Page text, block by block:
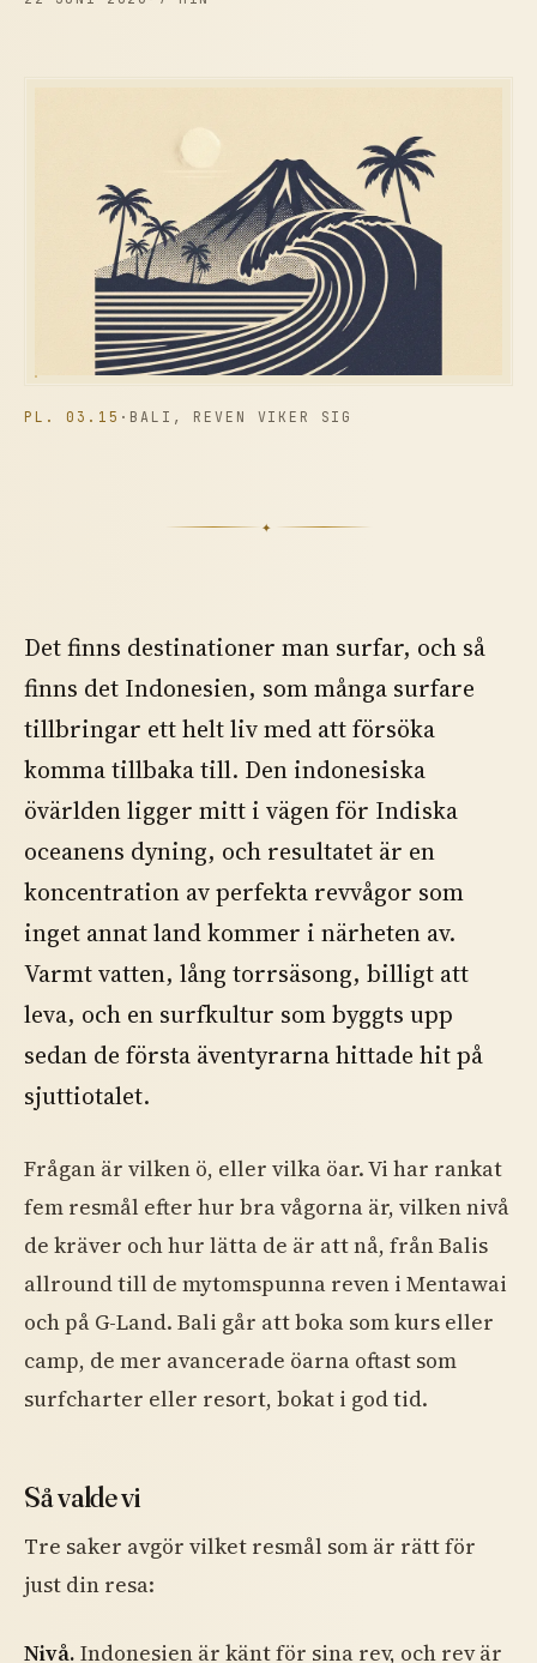
PL. 03.15 · BALI, REVEN VIKER SIG
✦
Det finns destinationer man surfar, och så
finns det Indonesien, som många surfare
tillbringar ett helt liv med att försöka
komma tillbaka till. Den indonesiska
övärlden ligger mitt i vägen för Indiska
oceanens dyning, och resultatet är en
koncentration av perfekta revvågor som
inget annat land kommer i närheten av.
Varmt vatten, lång torrsäsong, billigt att
leva, och en surfkultur som byggts upp
sedan de första äventyrarna hittade hit på
sjuttiotalet.
Frågan är vilken ö, eller vilka öar. Vi har rankat
fem resmål efter hur bra vågorna är, vilken nivå
de kräver och hur lätta de är att nå, från Balis
allround till de mytomspunna reven i Mentawai
och på G-Land. Bali går att boka som kurs eller
camp, de mer avancerade öarna oftast som
surfcharter eller resort, bokat i god tid.
Så valde vi
Tre saker avgör vilket resmål som är rätt för
just din resa:
Nivå. Indonesien är känt för sina rev, och rev är